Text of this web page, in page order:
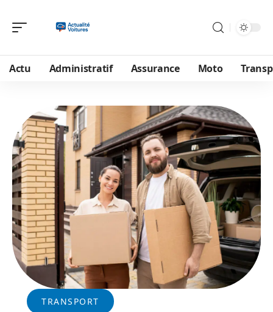
Actu Administratif Assurance Moto
TRANSPORT